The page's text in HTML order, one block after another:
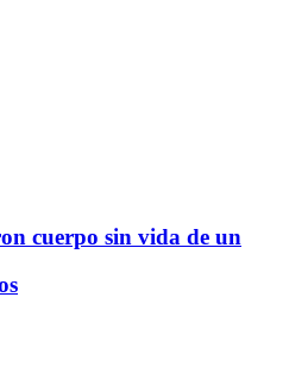
cuerpo sin vida de un